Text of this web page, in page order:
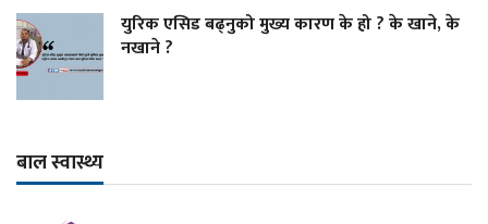
युरिक एसिड बढ्नुको मुख्य कारण के हो ? के खाने, के
नखाने ?
बाल स्वास्थ्य